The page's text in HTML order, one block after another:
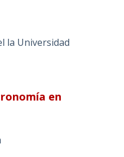
la Universidad
en